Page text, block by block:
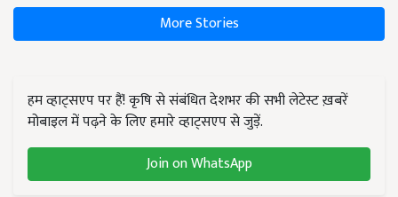
More Stories
हम व्हाट्सएप पर हैं! कृषि से संबंधित देशभर की सभी लेटेस्ट ख़बरें
मोबाइल में पढ़ने के लिए हमारे व्हाट्सएप से जुड़ें.
Join on WhatsApp